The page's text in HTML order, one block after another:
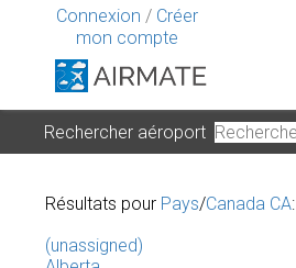
Connexion / Créer
mon compte
Rechercher aéroport
Résultats pour Pays/Canada CA:
(unassigned)